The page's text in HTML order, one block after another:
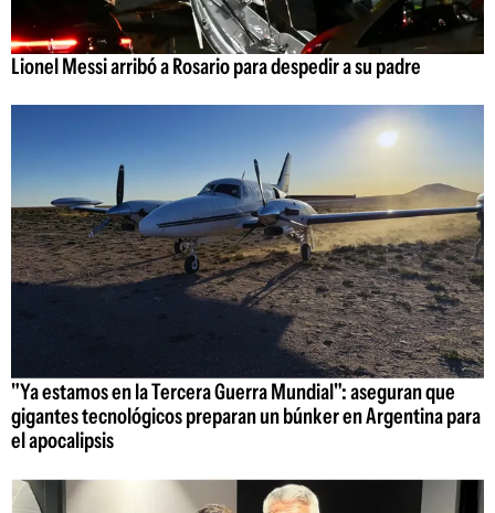
Lionel Messi arribó a Rosario para despedir a su padre
"Ya estamos en la Tercera Guerra Mundial": aseguran que
gigantes tecnológicos preparan un búnker en Argentina para
el apocalipsis